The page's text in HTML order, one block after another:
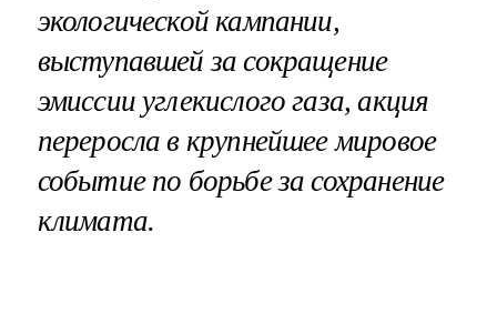
экологической кампании,
выступавшей за сокращение
эмиссии углекислого газа, акция
переросла в крупнейшее мировое
событие по борьбе за сохранение
климата.